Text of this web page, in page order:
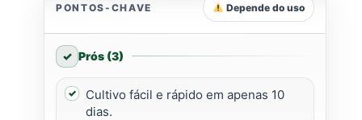
PONTOS-CHAVE Depende do uso
Prós (3)
Cultivo fácil e rápido em apenas 10
dias.